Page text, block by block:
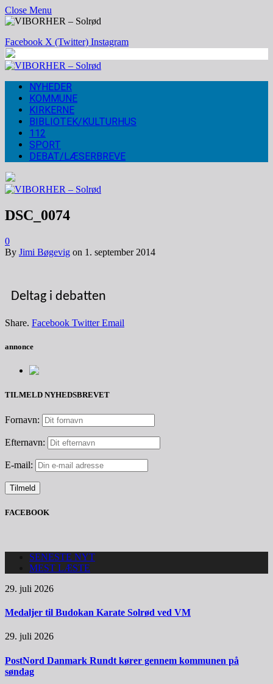
Close Menu
Facebook X (Twitter) Instagram
NYHEDER
KOMMUNE
KIRKERNE
BIBLIOTEK/KULTURHUS
112
SPORT
DEBAT/LÆSERBREVE
DSC_0074
0
By Jimi Bøgevig on 1. september 2014
Deltag i debatten
Share. Facebook Twitter Email
annonce
TILMELD NYHEDSBREVET
Fornavn:
Efternavn:
E-mail:
FACEBOOK
SENESTE NYT
MEST LÆSTE
29. juli 2026
Medaljer til Budokan Karate Solrød ved VM
29. juli 2026
PostNord Danmark Rundt kører gennem kommunen på
søndag